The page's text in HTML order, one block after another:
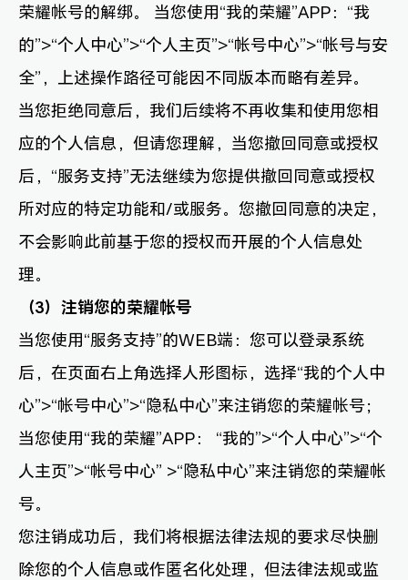
荣耀帐号的解绑。 当您使用“我的荣耀”APP：“我
的”>“个人中心”>“个人主页”>“帐号中心”>“帐号与安
全”，上述操作路径可能因不同版本而略有差异。
当您拒绝同意后，我们后续将不再收集和使用您相
应的个人信息，但请您理解，当您撤回同意或授权
后，“服务支持”无法继续为您提供撤回同意或授权
所对应的特定功能和/或服务。您撤回同意的决定，
不会影响此前基于您的授权而开展的个人信息处
理。
（3）注销您的荣耀帐号
当您使用“服务支持”的WEB端：您可以登录系统
后，在页面右上角选择人形图标，选择“我的个人中
心”>“帐号中心”>“隐私中心”来注销您的荣耀帐号；
当您使用“我的荣耀”APP： “我的”>“个人中心”>“个
人主页”>“帐号中心” >“隐私中心”来注销您的荣耀帐
号。
您注销成功后，我们将根据法律法规的要求尽快删
除您的个人信息或作匿名化处理，但法律法规或监